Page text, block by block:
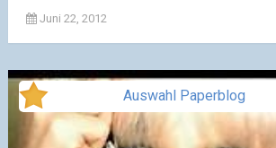
Juni 22, 2012
Auswahl Paperblog